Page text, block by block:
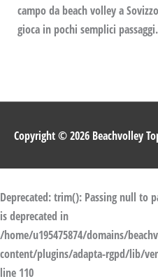
campo da beach volley a
gioca in pochi semplici passaggi.
Copyright © 2026 Beachvolley
Deprecated: trim(): Passing null to
is deprecated in
/home/u195475874/domains/
content/plugins/adapta-rgpd/lib/
line 110